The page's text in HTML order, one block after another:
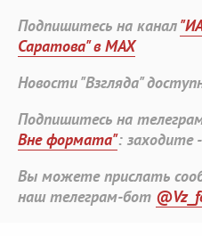
Подпишитесь на канал
Саратова" в MAX
Новости "Взгляда"
Подпишитесь на
Вне формата": заходите
Вы можете прислать
наш телеграм-бот